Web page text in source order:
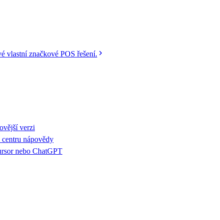
vlastní značkové POS řešení.
verzi
nápovědy
nebo ChatGPT